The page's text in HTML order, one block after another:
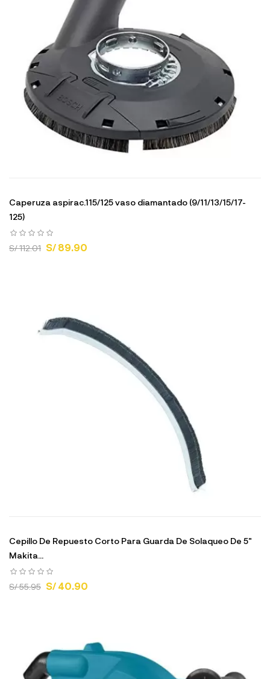
Caperuza aspirac.115/125 vaso diamantado (9/11/13/15/17-
125)
S/ 112.01 S/ 89.90
Cepillo De Repuesto Corto Para Guarda De Solaqueo De 5"
Makita...
S/ 55.95 S/ 40.90